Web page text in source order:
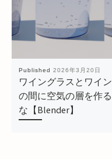
Published 2026年3月20日
ワイングラスとワイン
の間に空気の層を作る
な【Blender】